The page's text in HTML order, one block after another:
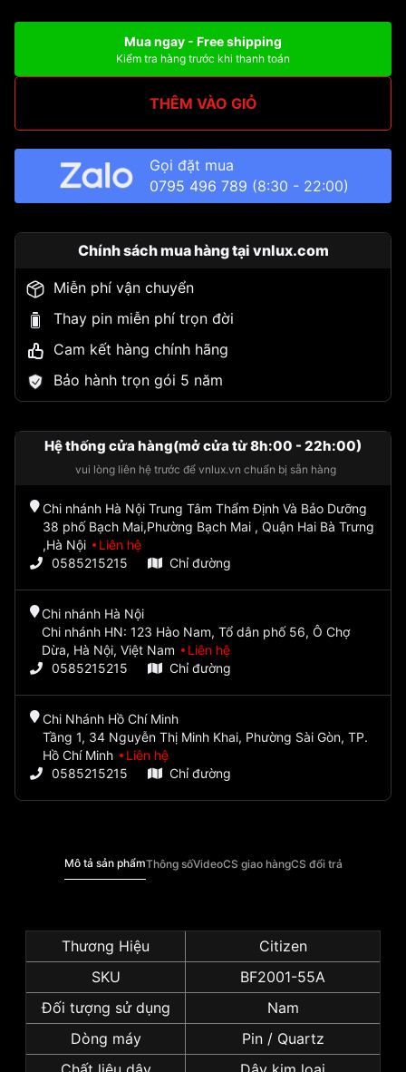
Mua ngay - Free shipping
Kiểm tra hàng trước khi thanh toán
THÊM VÀO GIỎ
Gọi đặt mua
0795 496 789 (8:30 - 22:00)
Chính sách mua hàng tại vnlux.com
Miễn phí vận chuyển
Thay pin miễn phí trọn đời
Cam kết hàng chính hãng
Bảo hành trọn gói 5 năm
Hệ thống cửa hàng(mở cửa từ 8h:00 - 22h:00)
vui lòng liên hệ trước để vnlux.vn chuẩn bị sẵn hàng
Chi nhánh Hà Nội Trung Tâm Thẩm Định Và Bảo Dưỡng
38 phố Bạch Mai,Phường Bạch Mai , Quận Hai Bà Trưng
,Hà Nội
Liên hệ
0585215215
Chỉ đường
Chi nhánh Hà Nội
Chi nhánh HN: 123 Hào Nam, Tổ dân phố 56, Ô Chợ
Dừa, Hà Nội, Việt Nam
Liên hệ
0585215215
Chỉ đường
Chi Nhánh Hồ Chí Minh
Tầng 1, 34 Nguyễn Thị Minh Khai, Phường Sài Gòn, TP.
Hồ Chí Minh
Liên hệ
0585215215
Chỉ đường
Mô tả sản phẩmThông sốVideoCS giao hàngCS đổi trả
Thương Hiệu
Citizen
SKU
BF2001-55A
Đối tượng sử dụng
Nam
Dòng máy
Pin / Quartz